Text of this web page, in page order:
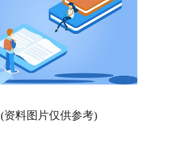
(资料图片仅供参考)